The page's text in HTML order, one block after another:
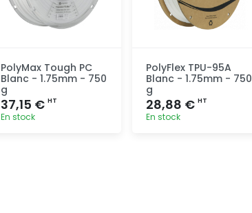
PolyMax Tough PC
Blanc - 1.75mm - 750
g
37,15 € HT
En stock
PolyFlex TPU-95A
Blanc - 1.75mm - 750
g
28,88 €HT
En stock